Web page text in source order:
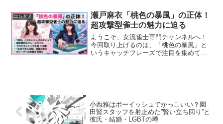
検証します。
エンタメ
瀬戸麻衣「桃色の暴風」の正体！
超攻撃型雀士の魅力に迫る
ようこそ、女流雀士専門チャンネルへ！
今回取り上げるのは、「桃色の暴風」と
いうキャッチフレーズで注目を集めてい
小西雅はボーイッシュでかっこいい？園
田賢スタッフを射止めた”賢い立ち回り”と
彼氏・結婚・LGBTの噂